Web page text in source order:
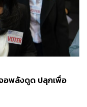
อพลังดูด ปลุกเพื่อ